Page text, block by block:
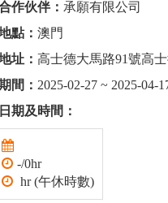
作伙伴： 承願有限公司
點： 澳門
址： 高士德大馬路91號高
間： 2025-02-27 ~ 2025-04-
期及時間：
-/0hr
hr (午休時數)